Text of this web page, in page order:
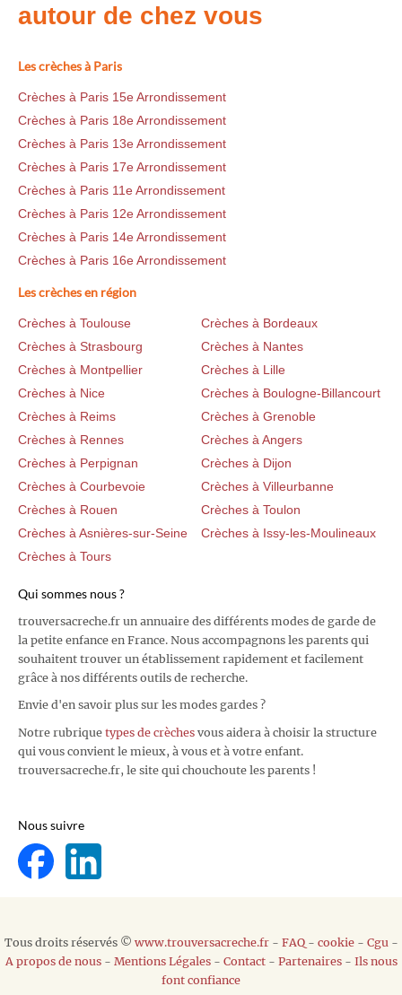
autour de chez vous
Les crèches à Paris
Crèches à Paris 15e Arrondissement
Crèches à Paris 18e Arrondissement
Crèches à Paris 13e Arrondissement
Crèches à Paris 17e Arrondissement
Crèches à Paris 11e Arrondissement
Crèches à Paris 12e Arrondissement
Crèches à Paris 14e Arrondissement
Crèches à Paris 16e Arrondissement
Les crèches en région
Crèches à Toulouse
Crèches à Bordeaux
Crèches à Strasbourg
Crèches à Nantes
Crèches à Montpellier
Crèches à Lille
Crèches à Nice
Crèches à Boulogne-Billancourt
Crèches à Reims
Crèches à Grenoble
Crèches à Rennes
Crèches à Angers
Crèches à Perpignan
Crèches à Dijon
Crèches à Courbevoie
Crèches à Villeurbanne
Crèches à Rouen
Crèches à Toulon
Crèches à Asnières-sur-Seine
Crèches à Issy-les-Moulineaux
Crèches à Tours
Qui sommes nous ?
trouversacreche.fr un annuaire des différents modes de garde de
la petite enfance en France. Nous accompagnons les parents qui
souhaitent trouver un établissement rapidement et facilement
grâce à nos différents outils de recherche.
Envie d'en savoir plus sur les modes gardes ?
Notre rubrique types de crèches vous aidera à choisir la structure
qui vous convient le mieux, à vous et à votre enfant.
trouversacreche.fr, le site qui chouchoute les parents !
Nous suivre
Tous droits réservés © www.trouversacreche.fr- FAQ- cookie- Cgu-
A propos de nous- Mentions Légales- Contact- Partenaires- Ils nous
font confiance